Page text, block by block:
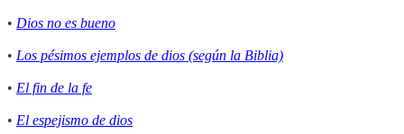
• Dios no es bueno
• Los pésimos ejemplos de dios (según la Biblia)
• El fin de la fe
• El espejismo de dios